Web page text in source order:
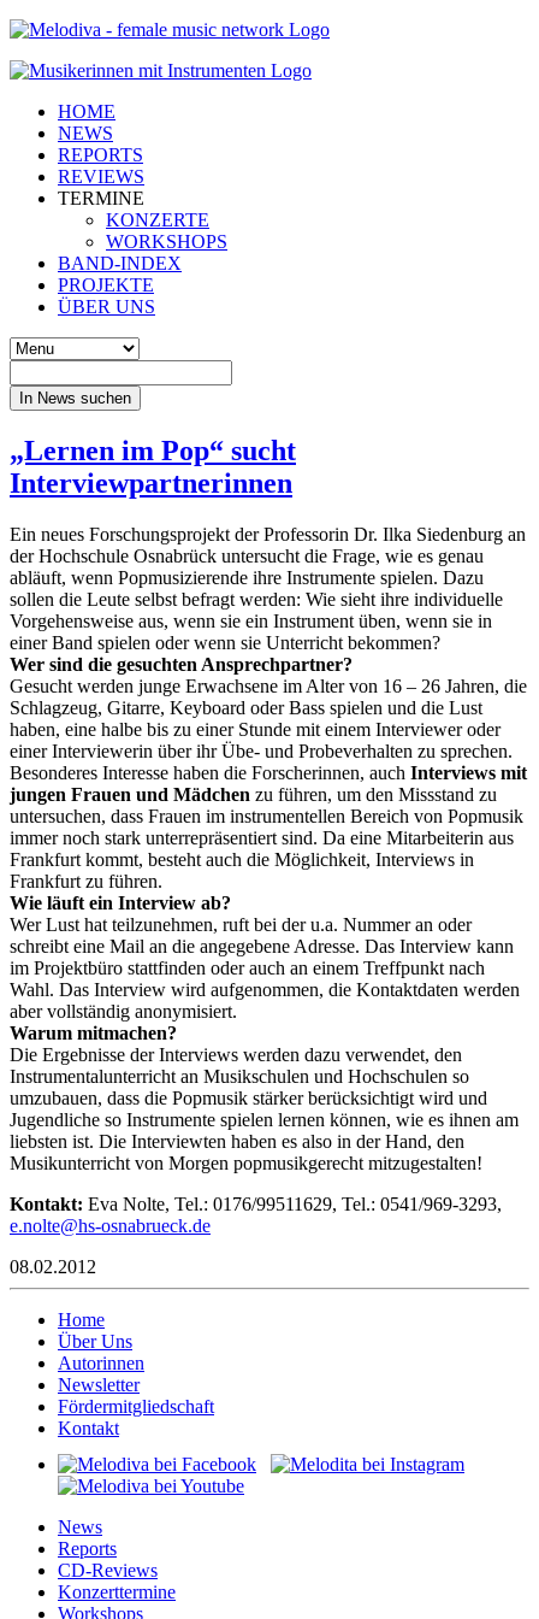
HOME
NEWS
REPORTS
REVIEWS
TERMINE
KONZERTE
WORKSHOPS
BAND-INDEX
PROJEKTE
ÜBER UNS
In News suchen
„Lernen im Pop“ sucht
Interviewpartnerinnen
Ein neues Forschungsprojekt der Professorin Dr. Ilka Siedenburg an
der Hochschule Osnabrück untersucht die Frage, wie es genau
abläuft, wenn Popmusizierende ihre Instrumente spielen. Dazu
sollen die Leute selbst befragt werden: Wie sieht ihre individuelle
Vorgehensweise aus, wenn sie ein Instrument üben, wenn sie in
einer Band spielen oder wenn sie Unterricht bekommen?
Wer sind die gesuchten Ansprechpartner?
Gesucht werden junge Erwachsene im Alter von 16 – 26 Jahren, die
Schlagzeug, Gitarre, Keyboard oder Bass spielen und die Lust
haben, eine halbe bis zu einer Stunde mit einem Interviewer oder
einer Interviewerin über ihr Übe- und Probeverhalten zu sprechen.
Besonderes Interesse haben die Forscherinnen, auch Interviews mit
jungen Frauen und Mädchen zu führen, um den Missstand zu
untersuchen, dass Frauen im instrumentellen Bereich von Popmusik
immer noch stark unterrepräsentiert sind. Da eine Mitarbeiterin aus
Frankfurt kommt, besteht auch die Möglichkeit, Interviews in
Frankfurt zu führen.
Wie läuft ein Interview ab?
Wer Lust hat teilzunehmen, ruft bei der u.a. Nummer an oder
schreibt eine Mail an die angegebene Adresse. Das Interview kann
im Projektbüro stattfinden oder auch an einem Treffpunkt nach
Wahl. Das Interview wird aufgenommen, die Kontaktdaten werden
aber vollständig anonymisiert.
Warum mitmachen?
Die Ergebnisse der Interviews werden dazu verwendet, den
Instrumentalunterricht an Musikschulen und Hochschulen so
umzubauen, dass die Popmusik stärker berücksichtigt wird und
Jugendliche so Instrumente spielen lernen können, wie es ihnen am
liebsten ist. Die Interviewten haben es also in der Hand, den
Musikunterricht von Morgen popmusikgerecht mitzugestalten!
Kontakt: Eva Nolte, Tel.: 0176/99511629, Tel.: 0541/969-3293,
ed.kc
eurba
nso-s
h@etl
on.e
08.02.2012
Home
Über Uns
Autorinnen
Newsletter
Fördermitgliedschaft
Kontakt
News
Reports
CD-Reviews
Konzerttermine
Workshops